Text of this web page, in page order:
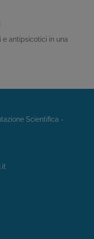
e antipsicotici in una
Scientifica -